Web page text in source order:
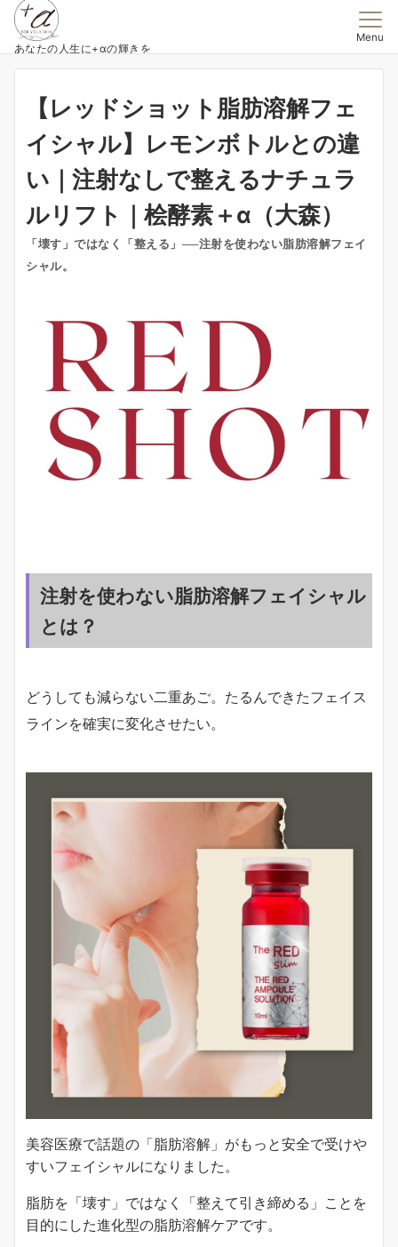
あなたの人生に+αの輝きを
Menu
【レッドショット脂肪溶解フェ
イシャル】レモンボトルとの違
い｜注射なしで整えるナチュラ
ルリフト｜桧酵素＋α（大森）
「壊す」ではなく「整える」──注射を使わない脂肪溶解フェイ
シャル。
注射を使わない脂肪溶解フェイシャル
とは？
どうしても減らない二重あご。たるんできたフェイス
ラインを確実に変化させたい。
美容医療で話題の「脂肪溶解」がもっと安全で受けや
すいフェイシャルになりました。
脂肪を「壊す」ではなく「整えて引き締める」ことを
目的にした進化型の脂肪溶解ケアです。